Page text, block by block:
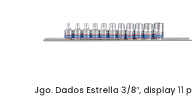
Jgo. Dados Estrella 3/8″, display 11 p